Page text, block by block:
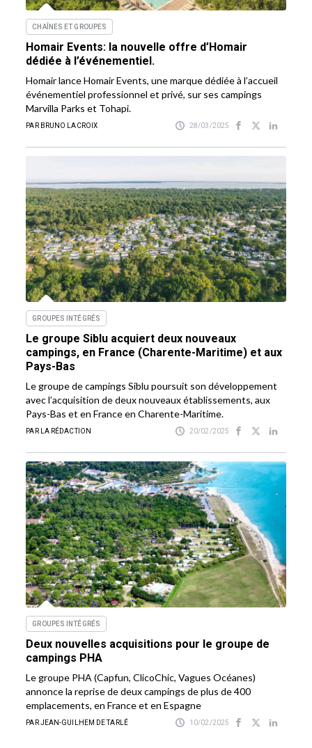
CHAÎNES ET GROUPES
Homair Events: la nouvelle offre d’Homair
dédiée à l’événementiel.
Homair lance Homair Events, une marque dédiée à l’accueil
événementiel professionnel et privé, sur ses campings
Marvilla Parks et Tohapi.
PAR BRUNO LACROIX 28/03/2025
GROUPES INTÉGRÉS
Le groupe Siblu acquiert deux nouveaux
campings, en France (Charente-Maritime) et aux
Pays-Bas
Le groupe de campings Siblu poursuit son développement
avec l’acquisition de deux nouveaux établissements, aux
Pays-Bas et en France en Charente-Maritime.
PAR LA RÉDACTION 20/02/2025
GROUPES INTÉGRÉS
Deux nouvelles acquisitions pour le groupe de
campings PHA
Le groupe PHA (Capfun, ClicoChic, Vagues Océanes)
annonce la reprise de deux campings de plus de 400
emplacements, en France et en Espagne
PAR JEAN-GUILHEM DE TARLÉ 10/02/2025